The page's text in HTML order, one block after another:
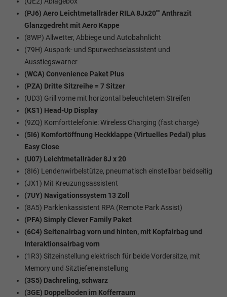
(PJ6) Aero Leichtmetallräder RILA 8Jx20"" Anthrazit
Glanzgedreht mit Aero Kappe
(8WP) Allwetter, Abbiege und Autobahnlicht
(79H) Auspark- und Spurwechselassistent und
Ausstiegswarner
(WCA) Convenience Paket Plus
(PZA) Dritte Sitzreihe = 7 Sitzer
(UD3) Grill vorne mit horizontal beleuchtetem Streifen
(KS1) Head-Up Display
(9ZQ) Komforttelefonie: Wireless Charging (fast charge)
(5I6) Komfortöffnung Heckklappe (Virtuelles Pedal) plus
Easy Close
(U07) Leichtmetallräder 8J x 20
(8I6) Lendenwirbelstütze, pneumatisch einstellbar beidseitig
(JX1) Mit Kreuzungsassistent
(7UY) Navigationssystem 13 Zoll
(8A5) Parklenkassistent RPA (Remote Park Assist)
(PFA) Simply Clever Family Paket
(6C4) Seitenairbag vorn und hinten, mit Kopfairbag und
Interaktionsairbag vorn
(1R3) Sitzeinstellung elektrisch für beide Vordersitze, mit
Memory und Sitztiefeneinstellung
(3S5) Dachreling, schwarz
(3GE) Doppelboden im Kofferraum